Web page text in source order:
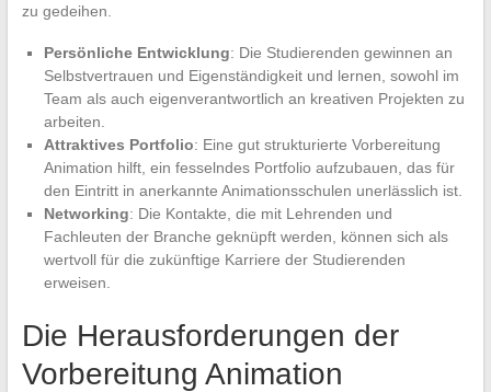
zu gedeihen.
Persönliche Entwicklung: Die Studierenden gewinnen an
Selbstvertrauen und Eigenständigkeit und lernen, sowohl im
Team als auch eigenverantwortlich an kreativen Projekten zu
arbeiten.
Attraktives Portfolio: Eine gut strukturierte Vorbereitung
Animation hilft, ein fesselndes Portfolio aufzubauen, das für
den Eintritt in anerkannte Animationsschulen unerlässlich ist.
Networking: Die Kontakte, die mit Lehrenden und
Fachleuten der Branche geknüpft werden, können sich als
wertvoll für die zukünftige Karriere der Studierenden
erweisen.
Die Herausforderungen der
Vorbereitung Animation